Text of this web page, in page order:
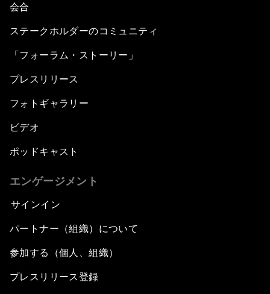
会合
ステークホルダーのコミュニティ
「フォーラム・ストーリー」
プレスリリース
フォトギャラリー
ビデオ
ポッドキャスト
エンゲージメント
サインイン
パートナー（組織）について
参加する（個人、組織）
プレスリリース登録